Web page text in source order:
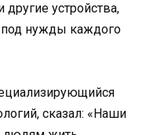
устройства,
под нужды каждого
сказал: «Наши